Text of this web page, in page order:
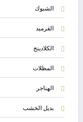
الشبوك
القرميد
الكلادينج
المظلات
الهناجر
بديل الخشب